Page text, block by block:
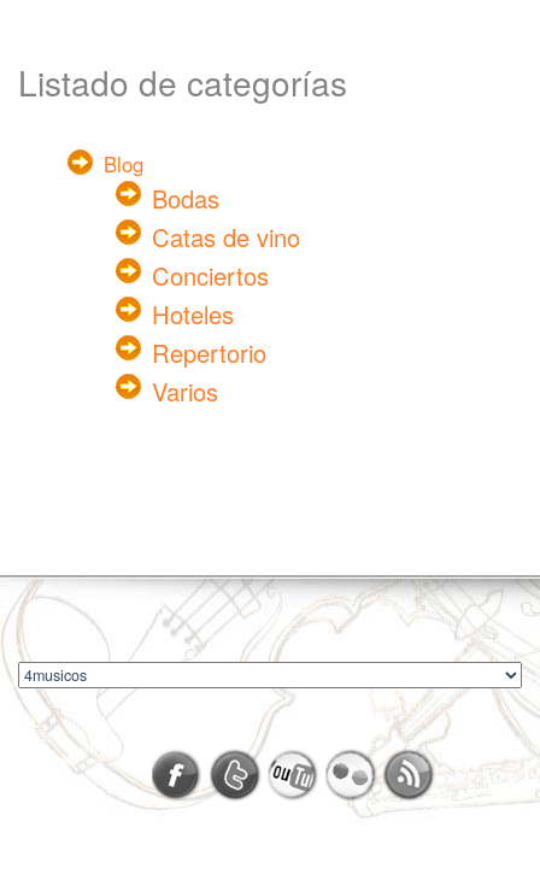
Listado de categorías
Blog
Bodas
Catas de vino
Conciertos
Hoteles
Repertorio
Varios